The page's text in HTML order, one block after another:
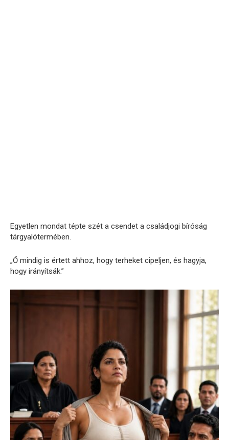
Egyetlen mondat tépte szét a csendet a családjogi bíróság
tárgyalótermében.
„Ő mindig is értett ahhoz, hogy terheket cipeljen, és hagyja,
hogy irányítsák.”